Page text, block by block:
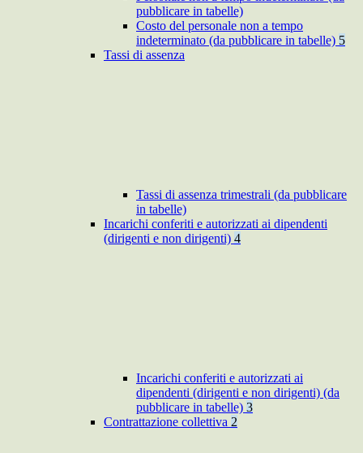
pubblicare in tabelle)
Costo del personale non a tempo
indeterminato (da pubblicare in tabelle) 5
Tassi di assenza
Tassi di assenza trimestrali (da pubblicare
in tabelle)
Incarichi conferiti e autorizzati ai dipendenti
(dirigenti e non dirigenti) 4
Incarichi conferiti e autorizzati ai
dipendenti (dirigenti e non dirigenti) (da
pubblicare in tabelle) 3
Contrattazione collettiva 2